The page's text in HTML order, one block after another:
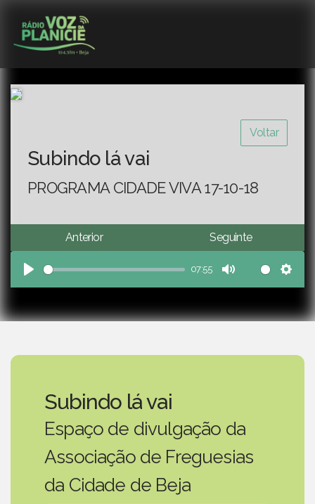
Voltar
Subindo lá vai
PROGRAMA CIDADE VIVA 17-10-18
Anterior Seguinte
Play
07:55
Mute
Subindo lá vai
Espaço de divulgação da
Associação de Freguesias
da Cidade de Beja